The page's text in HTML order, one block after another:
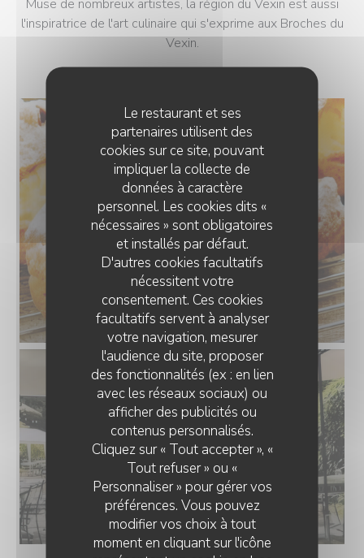
Le restaurant et ses
partenaires utilisent des
cookies sur ce site, pouvant
impliquer la collecte de
données à caractère
personnel. Les cookies dits «
nécessaires » sont obligatoires
et installés par défaut.
D'autres cookies facultatifs
nécessitent votre
consentement. Ces cookies
facultatifs servent à analyser
votre navigation, mesurer
l'audience du site, proposer
des fonctionnalités (ex : en lien
avec les réseaux sociaux) ou
afficher des publicités ou
contenus personnalisés.
Cliquez sur « Tout accepter », «
Tout refuser » ou «
Personnaliser » pour gérer vos
préférences. Vous pouvez
modifier vos choix à tout
moment en cliquant sur l'icône
Muse de nombreux artistes, la région du Vexin est aussi
l'inspiratrice de l'art culinaire qui s'exprime aux Broches du
Vexin.